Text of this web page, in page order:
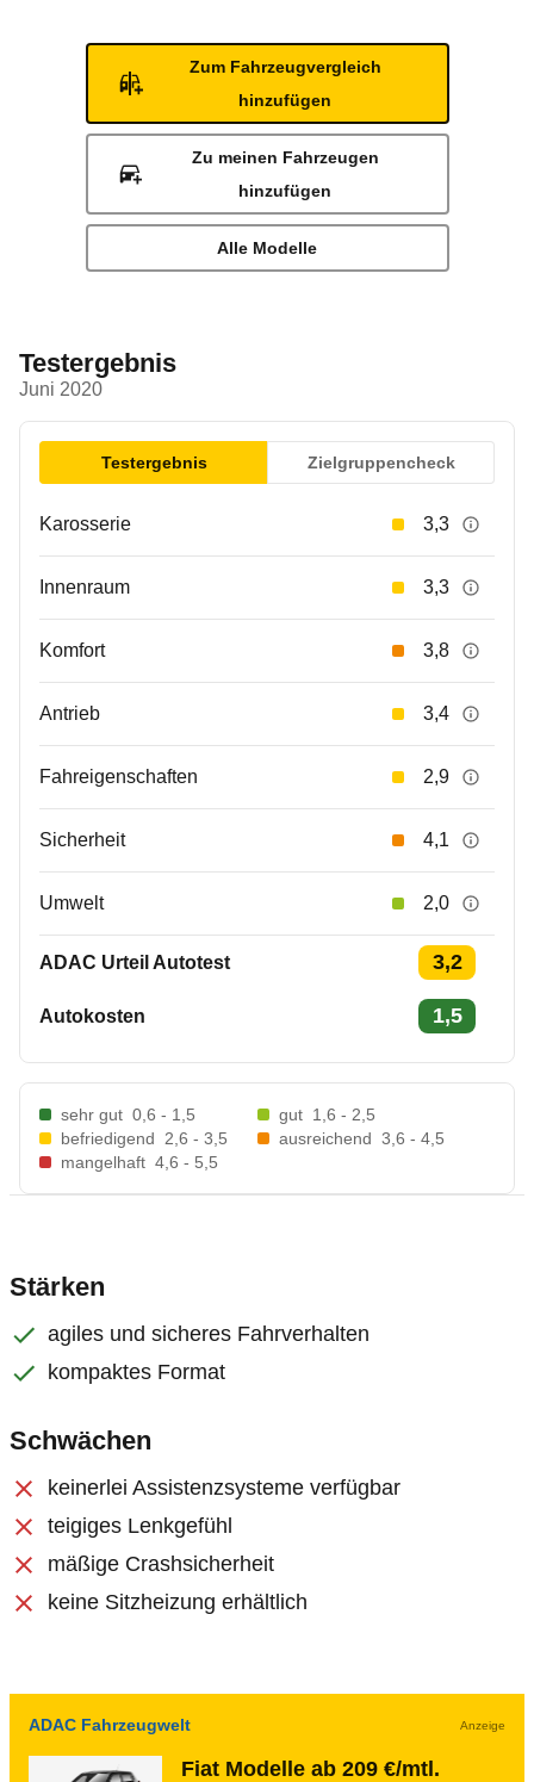
Zum Fahrzeugvergleich
hinzufügen
Zu meinen Fahrzeugen
hinzufügen
Alle Modelle
Testergebnis
Juni 2020
Testergebnis Zielgruppencheck
Karosserie 3,3
Innenraum 3,3
Komfort 3,8
Antrieb 3,4
Fahreigenschaften 2,9
Sicherheit 4,1
Umwelt 2,0
ADAC Urteil Autotest 3,2
Autokosten 1,5
sehr gut 0,6 - 1,5 gut 1,6 - 2,5
befriedigend
2,6 - 3,5 ausreichend 3,6 - 4,5
mangelhaft 4,6 - 5,5
Stärken
agiles und sicheres Fahrverhalten
kompaktes Format
Schwächen
keinerlei Assistenzsysteme verfügbar
teigiges Lenkgefühl
mäßige Crashsicherheit
keine Sitzheizung erhältlich
ADAC Fahrzeugwelt Anzeige
Fiat Modelle ab 209 €/mtl.